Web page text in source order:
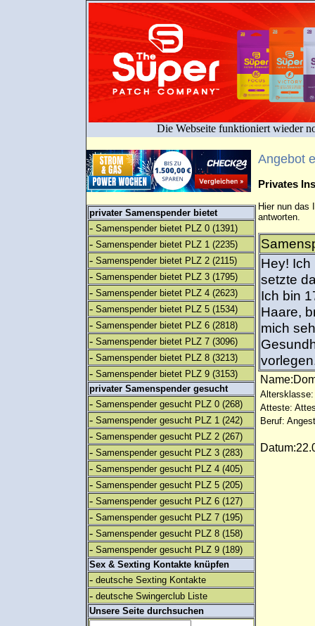
Die Webseite funktioniert wieder
privater Samenspender bietet
- Samenspender bietet PLZ 0 (1391)
- Samenspender bietet PLZ 1 (2235)
- Samenspender bietet PLZ 2 (2115)
- Samenspender bietet PLZ 3 (1795)
- Samenspender bietet PLZ 4 (2623)
- Samenspender bietet PLZ 5 (1534)
- Samenspender bietet PLZ 6 (2818)
- Samenspender bietet PLZ 7 (3096)
- Samenspender bietet PLZ 8 (3213)
- Samenspender bietet PLZ 9 (3153)
privater Samenspender gesucht
- Samenspender gesucht PLZ 0 (268)
- Samenspender gesucht PLZ 1 (242)
- Samenspender gesucht PLZ 2 (267)
- Samenspender gesucht PLZ 3 (283)
- Samenspender gesucht PLZ 4 (405)
- Samenspender gesucht PLZ 5 (205)
- Samenspender gesucht PLZ 6 (127)
- Samenspender gesucht PLZ 7 (195)
- Samenspender gesucht PLZ 8 (158)
- Samenspender gesucht PLZ 9 (189)
Sex & Sexting Kontakte knüpfen
- deutsche Sexting Kontakte
- deutsche Swingerclub Liste
Unsere Seite durchsuchen
Angebot
Privates
Hier nun das
antworten.
Hey!
setzte
Ich bin
Haare,
mich
Altersklasse:
Atteste:
Beruf: